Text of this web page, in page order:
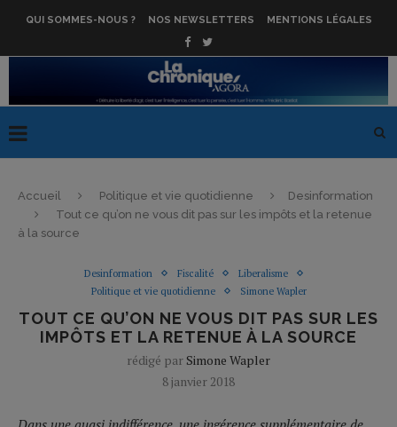
QUI SOMMES-NOUS ? NOS NEWSLETTERS MENTIONS LÉGALES
Accueil Politique et vie quotidienne
Desinformation
Tout ce qu’on ne vous dit pas sur les impôts et la retenue
à la source
Desinformation Fiscalité
Liberalisme
Politique et vie quotidienne
Simone Wapler
TOUT CE QU’ON NE VOUS DIT PAS SUR LES
IMPÔTS ET LA RETENUE À LA SOURCE
rédigé par Simone Wapler
8 janvier 2018